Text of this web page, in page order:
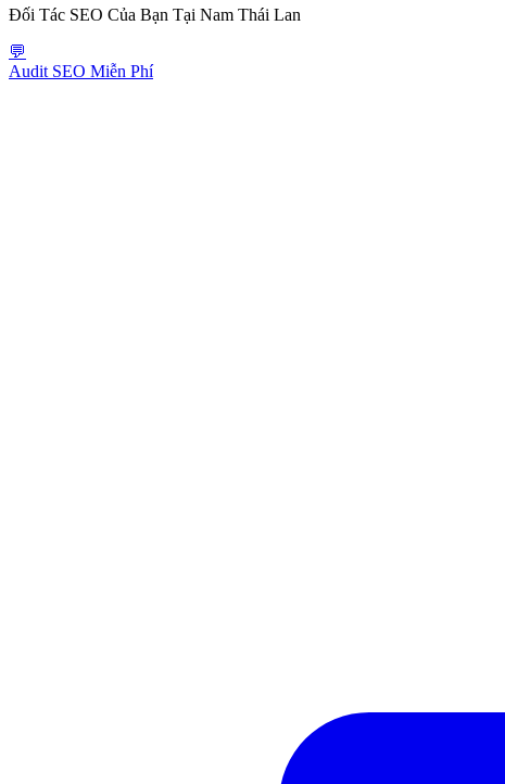
Đối Tác SEO Của Bạn Tại Nam Thái Lan
💬
Audit SEO Miễn Phí